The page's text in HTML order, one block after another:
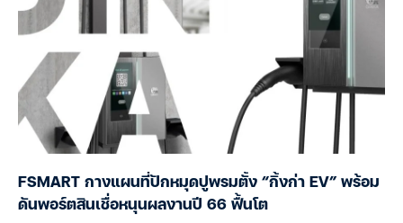
FSMART กางแผนที่ปักหมุดปูพรมตั้ง “กิ้งก่า EV” พร้อม
ดันพอร์ตสินเชื่อหนุนผลงานปี 66 ฟื้นโต